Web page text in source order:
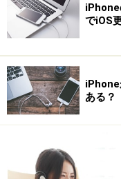
［iPad］をクリック
画面上部の［概要
プ］をクリックす
成が始まり、パソコ
でiOS
ある？